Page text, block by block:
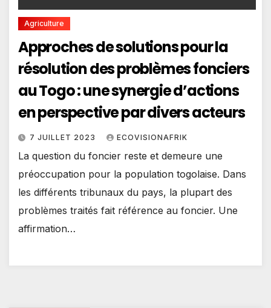
Agriculture
Approches de solutions pour la
résolution des problèmes fonciers
au Togo : une synergie d’actions
en perspective par divers acteurs
7 JUILLET 2023 ECOVISIONAFRIK
La question du foncier reste et demeure une
préoccupation pour la population togolaise. Dans
les différents tribunaux du pays, la plupart des
problèmes traités fait référence au foncier. Une
affirmation…